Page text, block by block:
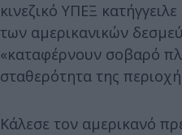
κινεζικό ΥΠΕΞ
των αμερικανικών
«καταφέρνουν σοβαρό
σταθερότητα της
Κάλεσε τον αμερικανό